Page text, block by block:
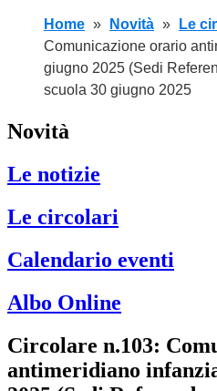
Home Novità Le
Comunicazione orario
giugno 2025 (Sedi
scuola 30 giugno 2025
Novità
Le notizie
Le circolari
Calendario eventi
Albo Online
Circolare n.103:
antimeridiano